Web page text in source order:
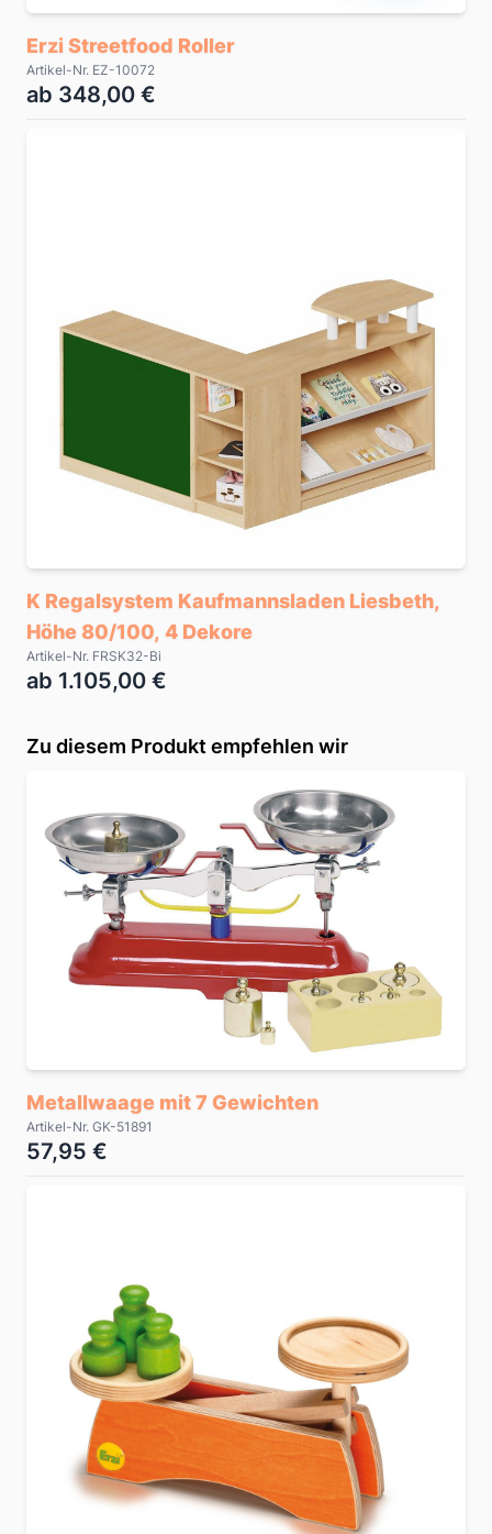
Erzi Streetfood Roller
Artikel-Nr. EZ-10072
ab 348,00 €
K Regalsystem Kaufmannsladen Liesbeth,
Höhe 80/100, 4 Dekore
Artikel-Nr. FRSK32-Bi
ab 1.105,00 €
Zu diesem Produkt empfehlen wir
Metallwaage mit 7 Gewichten
Artikel-Nr. GK-51891
57,95 €